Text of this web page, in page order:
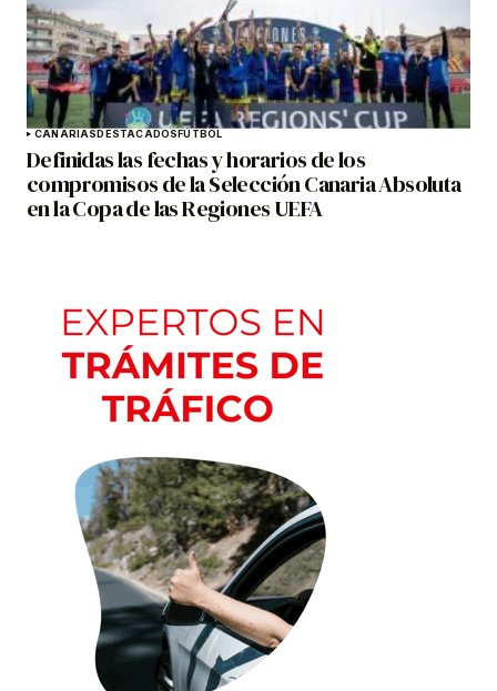
CANARIASDESTACADOSFÚTBOL
Definidas las fechas y horarios de los
compromisos de la Selección Canaria Absoluta
en la Copa de las Regiones UEFA